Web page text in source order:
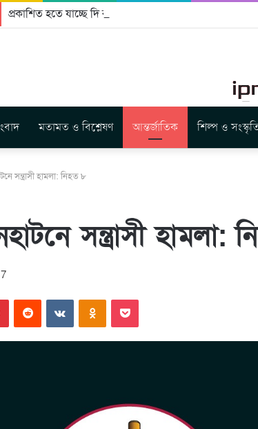
প্রকাশিত হতে যাচ্ছে দি রাবুগার নতুন গান ‘Baljanggi’
মতামত ও বিশ্লেষণ আন্তর্জাতিক শিল্প ও
সন্ত্রাসী হামলা: নিহত ৮
সন্ত্রাসী হামলা: